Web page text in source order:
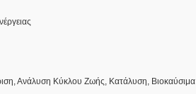
Ανάλυση Κύκλου Ζωής, Κατάλυση, Βιοκαύσιμα